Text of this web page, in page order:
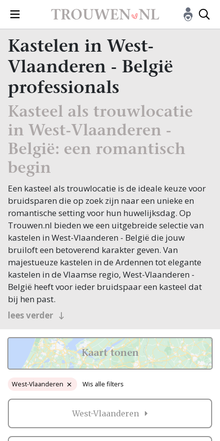
Kastelen in West-
Vlaanderen - België
professionals
Kasteel als trouwlocatie
in West-Vlaanderen -
België: een romantisch
begin
Een kasteel als trouwlocatie is de ideale keuze voor
bruidsparen die op zoek zijn naar een unieke en
romantische setting voor hun huwelijksdag. Op
Trouwen.nl bieden we een uitgebreide selectie van
kastelen in West-Vlaanderen - België die jouw
bruiloft een betoverend karakter geven. Van
majestueuze kastelen in de Ardennen tot elegante
kastelen in de Vlaamse regio, West-Vlaanderen -
België heeft voor ieder bruidspaar een kasteel dat
bij hen past.
De prachtige kastelen van West-
bruiloft
West-Vlaanderen - België heeft een rijke
geschiedenis en een grote variëteit aan kastelen die
perfect zijn voor een bruiloft. Veel kastelen in West-
Vlaanderen - België zijn eeuwenoud en hebben een
charmante uitstraling, terwijl andere kastelen een
moderne twist geven aan de klassieke trouwlocatie.
De kastelen bieden vaak prachtige tuinen en
lees verder
West-Vlaanderen Wis alle filters
West-Vlaanderen
Kaart tonen